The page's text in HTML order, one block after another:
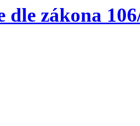
dle zákona